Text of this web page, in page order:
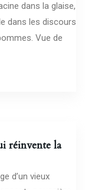
dans la glaise,
dans les discours
Vue de
réinvente la
d’un vieux